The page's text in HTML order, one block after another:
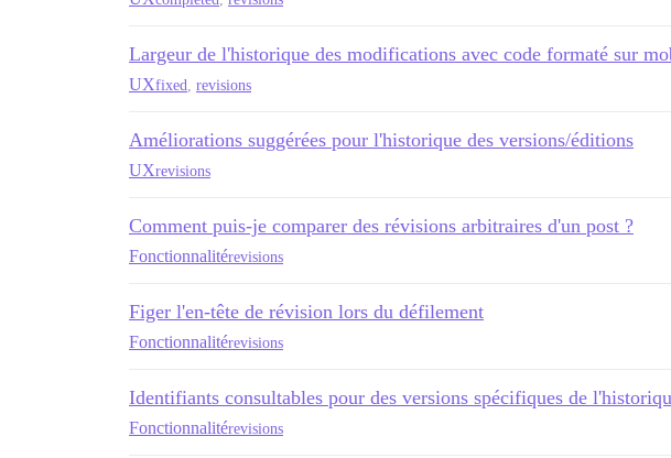
Largeur de l'historique des modifications avec code formaté sur
UXfixed revisions
Améliorations suggérées pour l'historique des versions/éditions
UXrevisions
Comment puis-je comparer des révisions arbitraires d'un post ?
Fonctionnalitérevisions
Figer l'en-tête de révision lors du défilement
Fonctionnalitérevisions
Identifiants consultables pour des versions spécifiques de
Fonctionnalitérevisions